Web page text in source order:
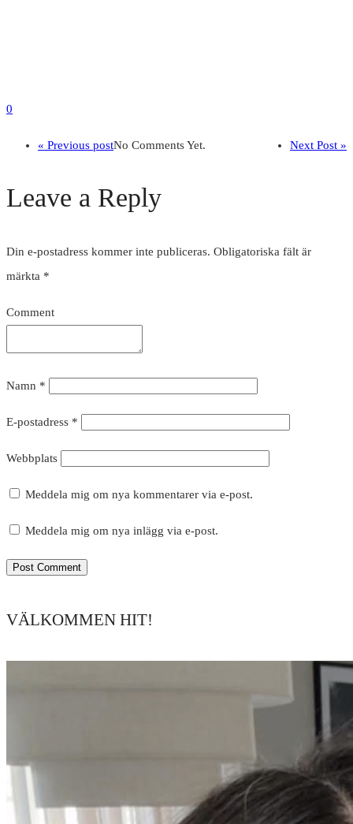
0
« Previous post Next Post »
No Comments Yet.
Leave a Reply
Din e-postadress kommer inte publiceras. Obligatoriska fält är
märkta *
Comment
Namn *
E-postadress *
Webbplats
Meddela mig om nya kommentarer via e-post.
Meddela mig om nya inlägg via e-post.
VÄLKOMMEN HIT!